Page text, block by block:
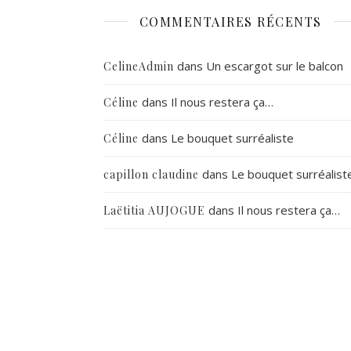
COMMENTAIRES RÉCENTS
CelineAdmin dans Un escargot sur le balcon
Céline dans Il nous restera ça…
Céline dans Le bouquet surréaliste
capillon claudine dans Le bouquet
Laëtitia AUJOGUE dans Il nous restera ça…